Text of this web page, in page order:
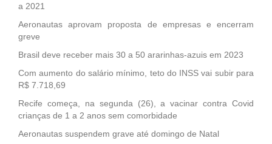
a 2021
Aeronautas aprovam proposta de empresas e encerram
greve
Brasil deve receber mais 30 a 50 ararinhas-azuis em 2023
Com aumento do salário mínimo, teto do INSS vai subir para
R$ 7.718,69
Recife começa, na segunda (26), a vacinar contra Covid
crianças de 1 a 2 anos sem comorbidade
Aeronautas suspendem grave até domingo de Natal